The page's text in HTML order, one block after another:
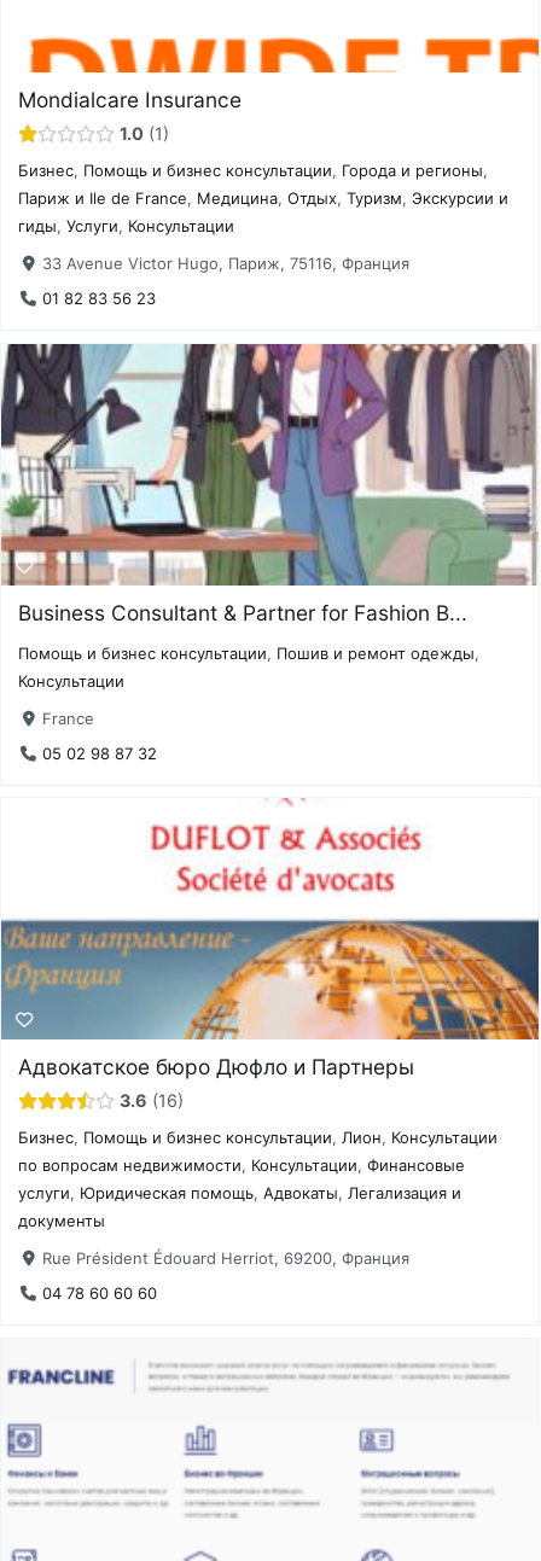
Mondialcare Insurance
1.0 1
Бизнес, Помощь и бизнес консультации, Города и регионы,
Париж и Ile de France, Медицина,Отдых,Туризм,Экскурсии и
гиды,Услуги, Консультации
33 Avenue Victor Hugo, Париж, 75116, Франция
01 82 83 56 23
Business Consultant & Partner for Fashion B...
Помощь и бизнес консультации, Пошив и ремонт одежды,
Консультации
France
05 02 98 87 32
Адвокатское бюро Дюфло и Партнеры
3.6 16
Бизнес, Помощь и бизнес консультации,Лион, Консультации
по вопросам недвижимости, Консультации,Финансовые
услуги, Юридическая помощь,Адвокаты,Легализация и
документы
Rue Président Édouard Herriot, 69200, Франция
04 78 60 60 60